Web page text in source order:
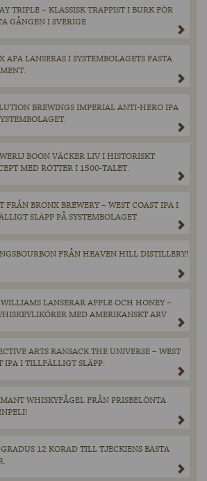
TRIPLE – KLASSISK TRAPPIST I BURK FÖR
GÅNGEN I SVERIGE
APA LANSERAS I SYSTEMBOLAGETS FASTA
BREWINGS IMPERIAL ANTI-HERO IPA
BOON VÄCKER LIV I HISTORISKT
MED RÖTTER I 1500-TALET.
FRÅN BRONX BREWERY – WEST COAST IPA I
SLÄPP PÅ SYSTEMBOLAGET.
FRÅN HEAVEN HILL DISTILLERY!
LANSERAR APPLE OCH HONEY –
MED AMERIKANSKT ARV
ARTS RANSACK THE UNIVERSE – WEST
IPA I TILLFÄLLIGT SLÄPP.
WHISKYFÅGEL FRÅN PRISBELÖNTA
12 KORAD TILL TJECKIENS BÄSTA